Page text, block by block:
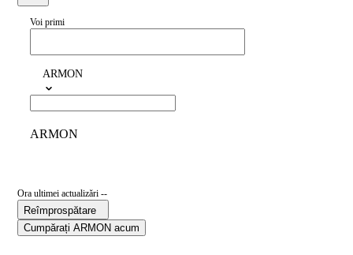
Voi primi
ARMON
ARMON
Ora ultimei actualizări --
Reîmprospătare
Cumpărați ARMON acum